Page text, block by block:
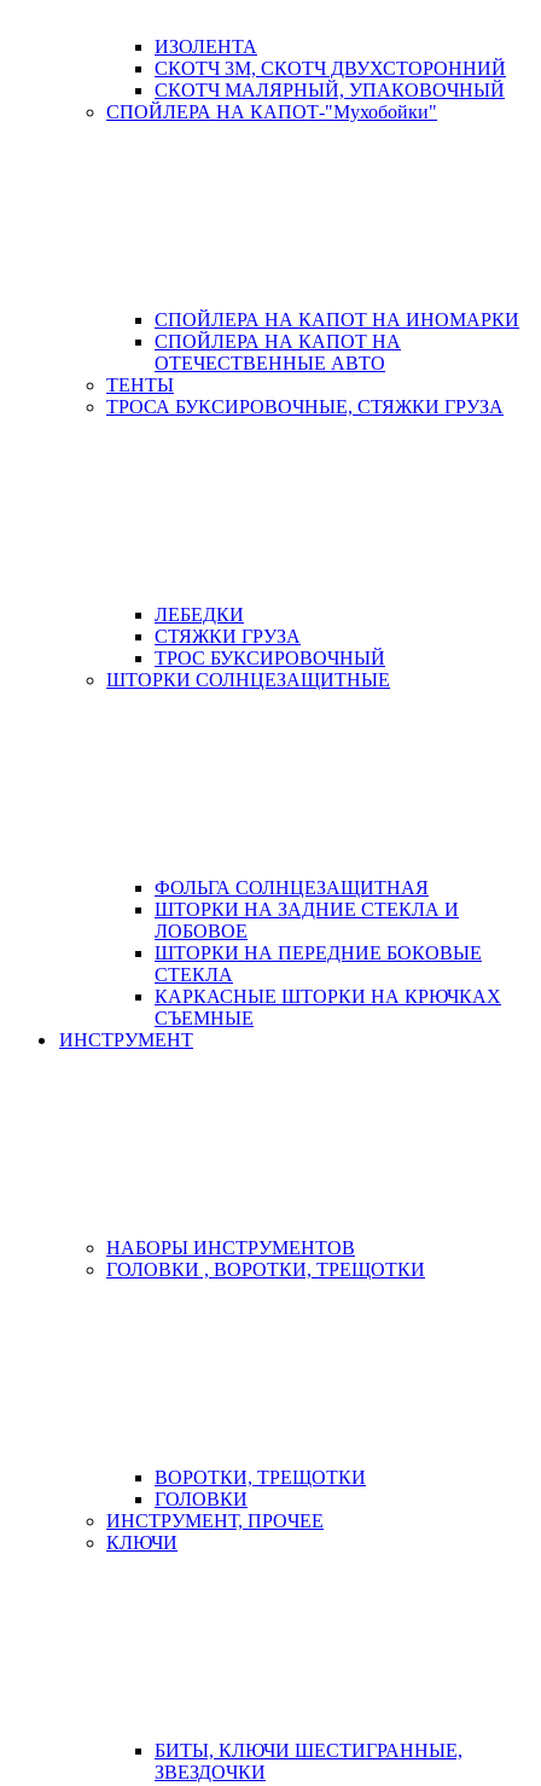
ИЗОЛЕНТА
СКОТЧ 3М, СКОТЧ ДВУХСТОРОННИЙ
СКОТЧ МАЛЯРНЫЙ, УПАКОВОЧНЫЙ
СПОЙЛЕРА НА КАПОТ-"Мухобойки"
СПОЙЛЕРА НА КАПОТ НА ИНОМАРКИ
СПОЙЛЕРА НА КАПОТ НА
ОТЕЧЕСТВЕННЫЕ АВТО
ТЕНТЫ
ТРОСА БУКСИРОВОЧНЫЕ, СТЯЖКИ ГРУЗА
ЛЕБЕДКИ
СТЯЖКИ ГРУЗА
ТРОС БУКСИРОВОЧНЫЙ
ШТОРКИ СОЛНЦЕЗАЩИТНЫЕ
ФОЛЬГА СОЛНЦЕЗАЩИТНАЯ
ШТОРКИ НА ЗАДНИЕ СТЕКЛА И
ЛОБОВОЕ
ШТОРКИ НА ПЕРЕДНИЕ БОКОВЫЕ
СТЕКЛА
КАРКАСНЫЕ ШТОРКИ НА КРЮЧКАХ
СЪЕМНЫЕ
ИНСТРУМЕНТ
НАБОРЫ ИНСТРУМЕНТОВ
ГОЛОВКИ , ВОРОТКИ, ТРЕЩОТКИ
ВОРОТКИ, ТРЕЩОТКИ
ГОЛОВКИ
ИНСТРУМЕНТ, ПРОЧЕЕ
КЛЮЧИ
БИТЫ, КЛЮЧИ ШЕСТИГРАННЫЕ,
ЗВЕЗДОЧКИ